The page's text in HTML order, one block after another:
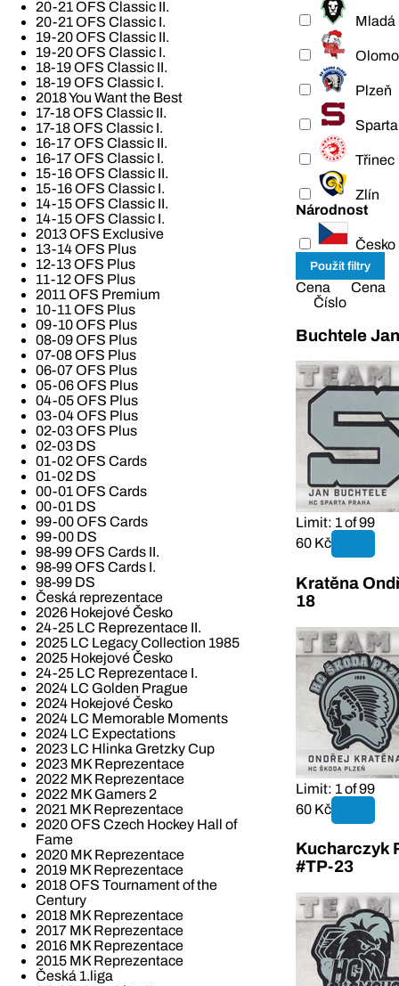
20-21 OFS Classic II.
20-21 OFS Classic I.
19-20 OFS Classic II.
19-20 OFS Classic I.
18-19 OFS Classic II.
18-19 OFS Classic I.
2018 You Want the Best
17-18 OFS Classic II.
17-18 OFS Classic I.
16-17 OFS Classic II.
16-17 OFS Classic I.
15-16 OFS Classic II.
15-16 OFS Classic I.
14-15 OFS Classic II.
14-15 OFS Classic I.
2013 OFS Exclusive
13-14 OFS Plus
12-13 OFS Plus
11-12 OFS Plus
2011 OFS Premium
10-11 OFS Plus
09-10 OFS Plus
08-09 OFS Plus
07-08 OFS Plus
06-07 OFS Plus
05-06 OFS Plus
04-05 OFS Plus
03-04 OFS Plus
02-03 OFS Plus
02-03 DS
01-02 OFS Cards
01-02 DS
00-01 OFS Cards
00-01 DS
99-00 OFS Cards
99-00 DS
98-99 OFS Cards II.
98-99 OFS Cards I.
98-99 DS
Česká reprezentace
2026 Hokejové Česko
24-25 LC Reprezentace II.
2025 LC Legacy Collection 1985
2025 Hokejové Česko
24-25 LC Reprezentace I.
2024 LC Golden Prague
2024 Hokejové Česko
2024 LC Memorable Moments
2024 LC Expectations
2023 LC Hlinka Gretzky Cup
2023 MK Reprezentace
2022 MK Reprezentace
2022 MK Gamers 2
2021 MK Reprezentace
2020 OFS Czech Hockey Hall of
Fame
2020 MK Reprezentace
2019 MK Reprezentace
2018 OFS Tournament of the
Century
2018 MK Reprezentace
2017 MK Reprezentace
2016 MK Reprezentace
2015 MK Reprezentace
Česká 1.liga
Mladá
Plzeň
Třinec
Zlín
Národnost
Česko
Cena
Cena
Číslo
Buchtele
Limit: 1 of 99
60 Kč
Kratěna
18
Limit: 1 of 99
60 Kč
Kucharczyk
#TP-23